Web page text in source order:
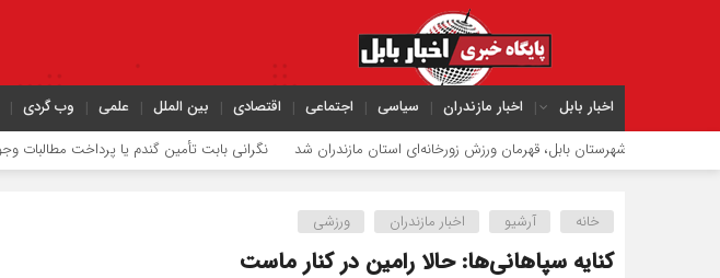
اخبار بابل اخبار مازندران سیاسی اجتماعی اقتصادی بین الملل علمی وب گردی
شهرستان بابل، قهرمان ورزش زورخانه‌ای استان مازندران شد نگرانی بابت تأمین گندم یا پرداخت مطالبات وجود ندارد
خانه آرشیو اخبار مازندران ورزشی
کنایه سپاهانی‌ها: حالا رامین در کنار ماست